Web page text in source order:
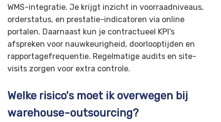
WMS-integratie. Je krijgt inzicht in voorraadniveaus,
orderstatus, en prestatie-indicatoren via online
portalen. Daarnaast kun je contractueel KPI's
afspreken voor nauwkeurigheid, doorlooptijden en
rapportagefrequentie. Regelmatige audits en site-
visits zorgen voor extra controle.
Welke risico's moet ik overwegen bij
warehouse-outsourcing?